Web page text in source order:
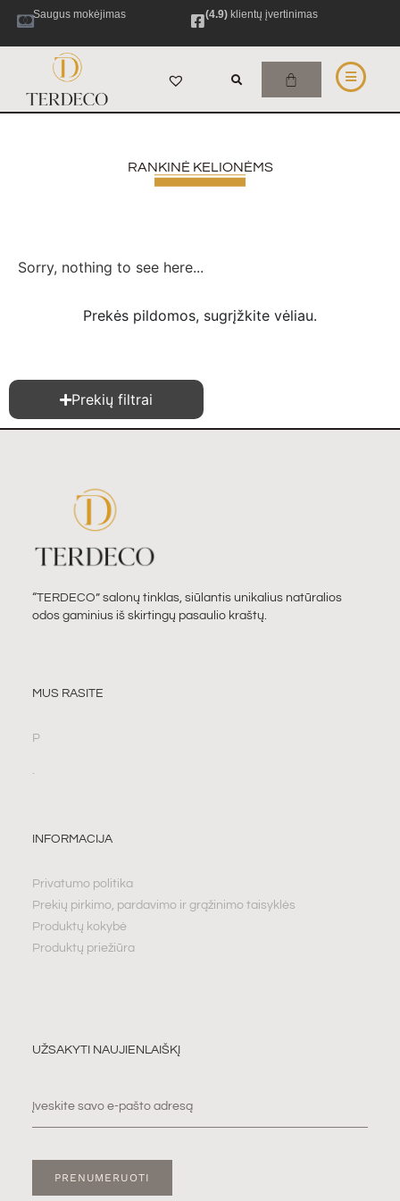
Saugus mokėjimas (4.9)klientų įvertinimas
RANKINĖ KELIONĖMS
Sorry, nothing to see here...
Prekės pildomos, sugrįžkite vėliau.
Prekių filtrai
“TERDECO” salonų tinklas, siūlantis unikalius natūralios
odos gaminius iš skirtingų pasaulio kraštų.
MUS RASITE
P
.
INFORMACIJA
Privatumo politika
Prekių pirkimo, pardavimo ir grąžinimo taisyklės
Produktų kokybė
Produktų priežiūra
UŽSAKYTI NAUJIENLAIŠKĮ
PRENUMERUOTI